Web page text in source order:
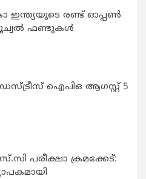
രണ്ട് ഓപ്പണ്‍
ഫണ്ടുകള്‍
ഐപിഒ ആഗസ്റ്റ് 5
പരീക്ഷാ ക്രമക്കേട്: